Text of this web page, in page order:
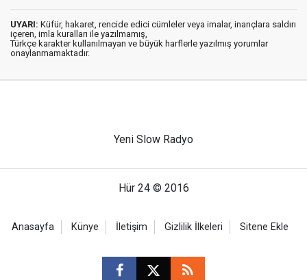
UYARI: Küfür, hakaret, rencide edici cümleler veya imalar, inançlara saldırı
içeren, imla kuralları ile yazılmamış,
Türkçe karakter kullanılmayan ve büyük harflerle yazılmış yorumlar
onaylanmamaktadır.
Yeni Slow Radyo
Hür 24 © 2016
Anasayfa Künye İletişim Gizlilik İlkeleri Sitene Ekle